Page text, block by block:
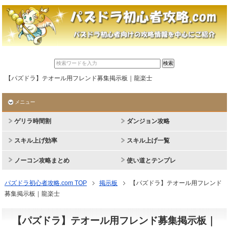
【パズドラ】テオール用フレンド募集掲示板｜龍楽士
メニュー
ゲリラ時間割 ダンジョン攻略
スキル上げ効率 スキル上げ一覧
ノーコン攻略まとめ 使い道とテンプレ
パズドラ初心者攻略.com TOP 掲示板
【パズドラ】テオール用フレンド
募集掲示板｜龍楽士
【パズドラ】テオール用フレンド募集掲示板｜